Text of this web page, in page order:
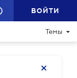
ВОЙТИ
Темы